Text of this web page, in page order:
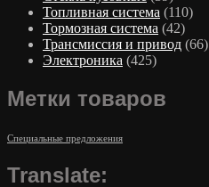
Топливная система (110)
Тормозная система (42)
Трансмиссия и привод (66)
Электроника (425)
Метки товаров
Специальные предложения
Translate: